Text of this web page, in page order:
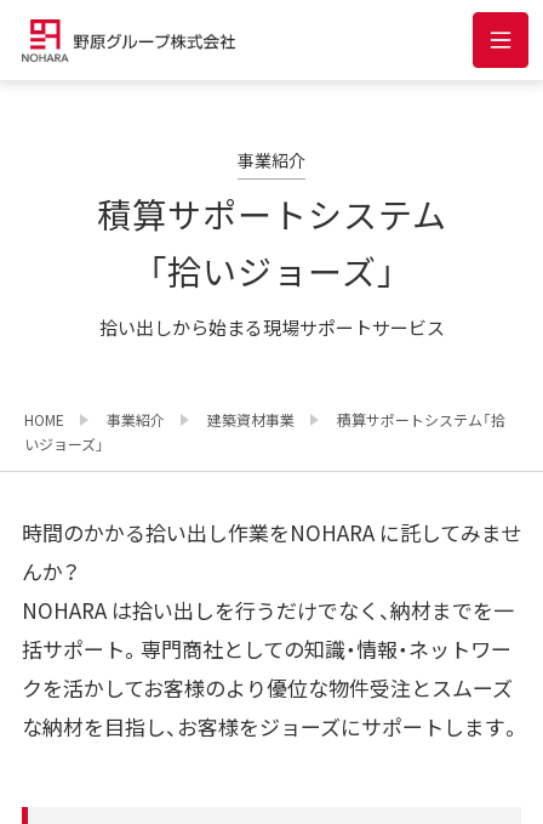
事業紹介
積算サポートシステム
「拾いジョーズ」
拾い出しから始まる現場サポートサービス
HOME 事業紹介 建築資材事業
積算サポートシステム「拾
いジョーズ」
時間のかかる拾い出し作業をNOHARA に託してみませ
んか？
NOHARA は拾い出しを行うだけでなく、納材までを一
括サポート。専門商社としての知識・情報・ネットワー
クを活かしてお客様のより優位な物件受注とスムーズ
な納材を目指し、お客様をジョーズにサポートします。